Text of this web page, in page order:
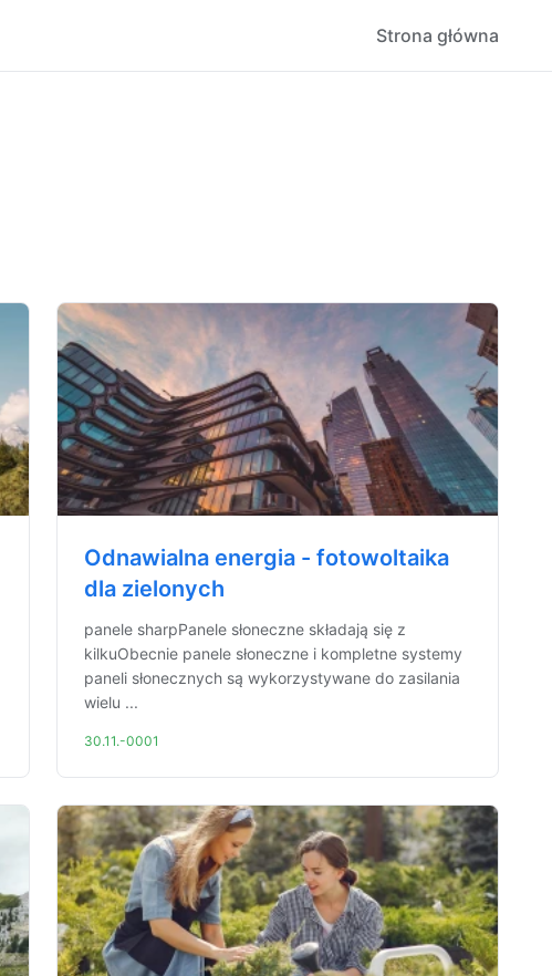
Strona główna
Odnawialna energia - fotowoltaika
dla zielonych
panele sharpPanele słoneczne składają się z
kilkuObecnie panele słoneczne i kompletne systemy
paneli słonecznych są wykorzystywane do zasilania
wielu ...
30.11.-0001